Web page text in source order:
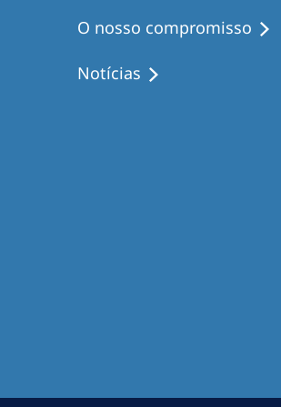
O nosso compromisso
Notícias